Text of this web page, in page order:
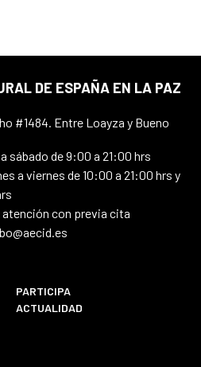
DE ESPAÑA EN LA PAZ
#1484. Entre Loayza y Bueno
sábado de 9:00 a 21:00 hrs
a viernes de 10:00 a 21:00 hrs y
con previa cita
PARTICIPA
ACTUALIDAD